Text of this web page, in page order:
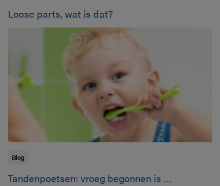
Loose parts, wat is dat?
Blog
Tandenpoetsen: vroeg begonnen is …